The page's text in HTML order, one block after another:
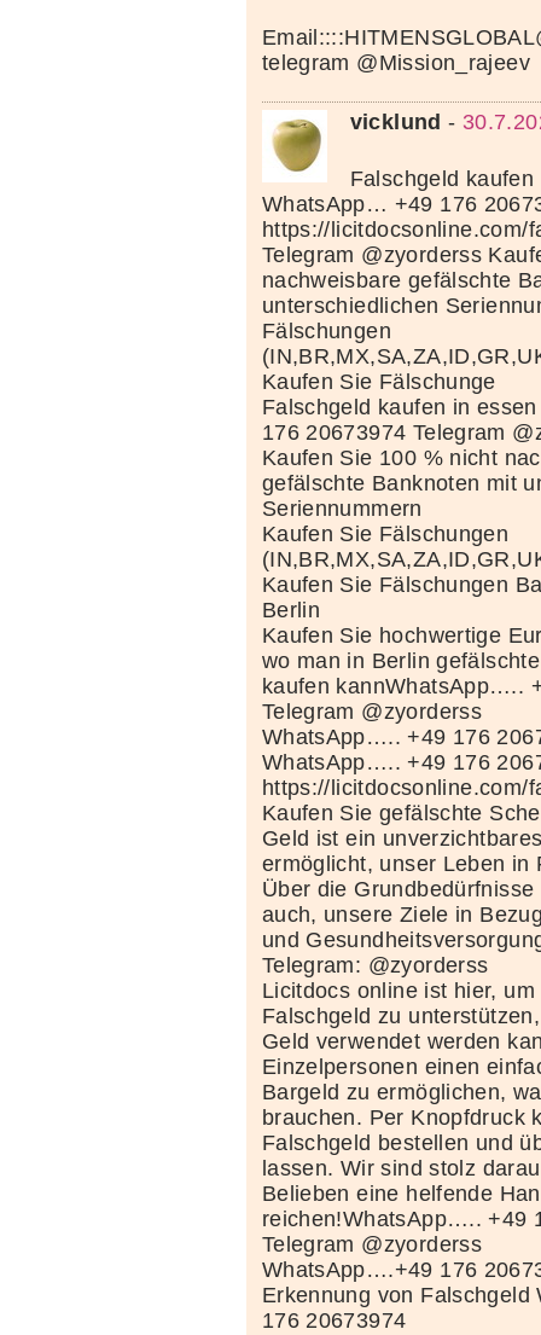
telegram @Mission_rajeev
vicklund -
Falschgeld kaufen
WhatsApp… +49 176
https://licitdocsonline.com/
Telegram @zyorderss
nachweisbare gefälschte
unterschiedlichen
Fälschungen
Kaufen Sie Fälschunge
Falschgeld kaufen in
176 20673974 Telegram
Kaufen Sie 100 % nicht
gefälschte Banknoten mit
Seriennummern
Kaufen Sie Fälschungen
Kaufen Sie Fälschungen
Berlin
Kaufen Sie hochwertige
wo man in Berlin
kaufen kannWhatsApp…..
Telegram @zyorderss
WhatsApp….. +49 176
WhatsApp….. +49 176
https://licitdocsonline.com/
Kaufen Sie gefälschte
Geld ist ein
ermöglicht, unser Leben in
Über die
auch, unsere Ziele in
und
Telegram: @zyorderss
Licitdocs online ist hier,
Falschgeld zu
Geld verwendet werden
Einzelpersonen einen
Bargeld zu ermöglichen,
brauchen. Per Knopfdruck
Falschgeld bestellen und
lassen. Wir sind stolz
Belieben eine helfende
reichen!WhatsApp….. +49
Telegram @zyorderss
WhatsApp….+49 176
Erkennung von
176 20673974